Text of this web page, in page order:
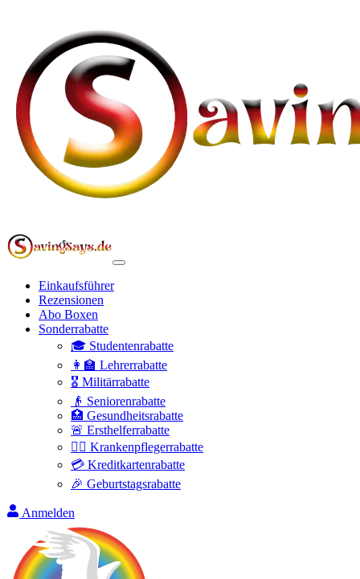
Einkaufsführer
Rezensionen
Abo Boxen
Sonderrabatte
🎓 Studentenrabatte
👩‍🏫 Lehrerrabatte
🎖️ Militärrabatte
👴 Seniorenrabatte
🏥 Gesundheitsrabatte
🚨 Ersthelferrabatte
👩‍⚕️ Krankenpflegerrabatte
💳 Kreditkartenrabatte
🎉 Geburtstagsrabatte
Anmelden